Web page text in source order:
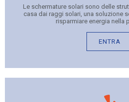
Le schermature solari sono delle
casa dai raggi solari, una soluzione
risparmiare energia nella
ENTRA